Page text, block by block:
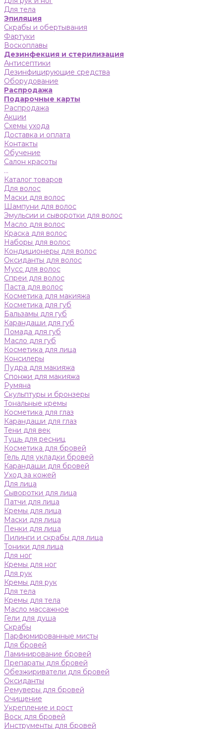
Для тела
Эпиляция
Скрабы и обертывания
Фартуки
Воскоплавы
Дезинфекция и стерилизация
Антисептики
Дезинфицирующие средства
Оборудование
Распродажа
Подарочные карты
Распродажа
Акции
Схемы ухода
Доставка и оплата
Контакты
Обучение
Салон красоты
...
Каталог товаров
Для волос
Маски для волос
Шампуни для волос
Эмульсии и сыворотки для волос
Масло для волос
Краска для волос
Наборы для волос
Кондиционеры для волос
Оксиданты для волос
Мусс для волос
Спреи для волос
Паста для волос
Косметика для макияжа
Косметика для губ
Бальзамы для губ
Карандаши для губ
Помада для губ
Масло для губ
Косметика для лица
Консилеры
Пудра для макияжа
Спонжи для макияжа
Румяна
Скульптуры и бронзеры
Тональные кремы
Косметика для глаз
Карандаши для глаз
Тени для век
Тушь для ресниц
Косметика для бровей
Гель для укладки бровей
Карандаши для бровей
Уход за кожей
Для лица
Сыворотки для лица
Патчи для лица
Кремы для лица
Маски для лица
Пенки для лица
Пилинги и скрабы для лица
Тоники для лица
Для ног
Кремы для ног
Для рук
Кремы для рук
Для тела
Кремы для тела
Масло массажное
Гели для душа
Скрабы
Парфюмированные мисты
Для бровей
Ламинирование бровей
Препараты для бровей
Обезжириватели для бровей
Оксиданты
Ремуверы для бровей
Очищение
Укрепление и рост
Воск для бровей
Инструменты для бровей